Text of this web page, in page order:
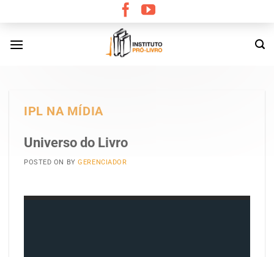
content
IPL NA MÍDIA
Universo do Livro
POSTED ON BYGERENCIADOR